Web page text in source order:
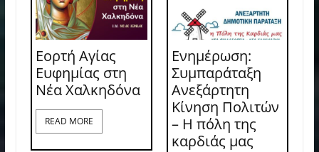
Εορτή Αγίας
Ευφημίας στη
Νέα Χαλκηδόνα
READ MORE
Ενημέρωση:
Συμπαράταξη
Ανεξάρτητη
Κίνηση Πολιτών
– Η πόλη της
καρδιάς μας